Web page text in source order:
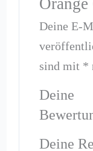
Deine E-
sind mit *
Deine
Deine